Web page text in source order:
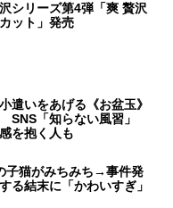
シリーズ第4弾「爽 贅沢
ット」発売
遣いをあげる《お盆玉》
「知らない風習」
を抱く人も
子猫がみちみち→事件発
結末に「かわいすぎ」